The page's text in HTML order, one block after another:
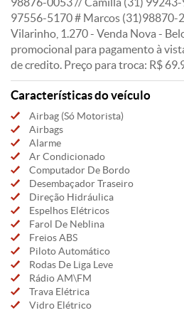
97556-5170 # Marcos (31)98870-
Vilarinho, 1.270 - Venda Nova -
promocional para pagamento à
de credito. Preço para troca: R$
Características do veículo
Airbag (Só Motorista)
Airbags
Alarme
Ar Condicionado
Computador De Bordo
Desembaçador Traseiro
Direção Hidráulica
Espelhos Elétricos
Farol De Neblina
Freios ABS
Piloto Automático
Rodas De Liga Leve
Rádio AM\FM
Trava Elétrica
Vidro Elétrico